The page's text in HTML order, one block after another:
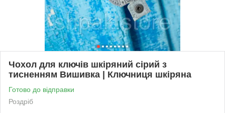
Чохол для ключів шкіряний сірий з
тисненням Вишивка | Ключниця шкіряна
Готово до відправки
Роздріб